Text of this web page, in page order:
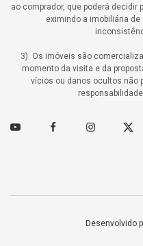
ao comprador, que poderá decidir
eximindo a imobiliária
3) Os imóveis são
momento da visita e da
vícios ou danos ocultos não
Youtube FacebookInstagram
Desenvolvido